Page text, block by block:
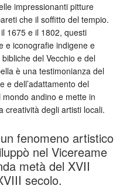
impressionanti pitture
che il soffitto del tempio.
1675 e il 1802, questi
e iconografie indigene e
del Vecchio e del
è una testimonianza del
e dell’adattamento del
andino e mette in
creatività degli artisti locali.
fenomeno artistico
nel Vicereame
metà del XVII
secolo.